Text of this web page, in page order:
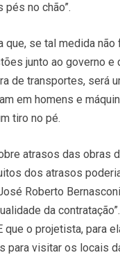
no chão”.
se tal medida
junto ao governo
de transportes, será
em homens e
tiro no pé.
atrasos das obras
dos atrasos
Roberto
da
que o projetista, para
visitar os locais